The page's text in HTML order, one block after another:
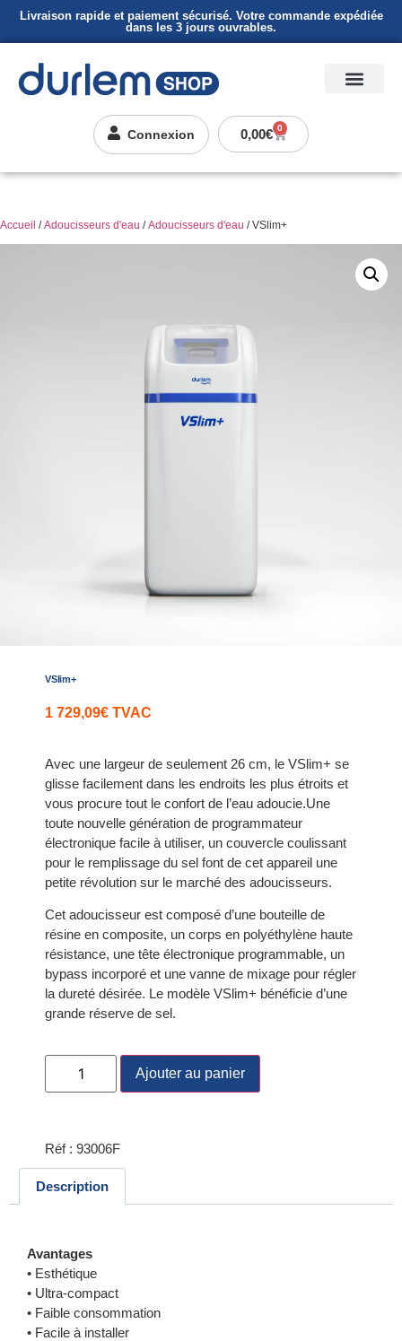
Livraison rapide et paiement sécurisé. Votre commande expédiée
dans les 3 jours ouvrables.
Connexion 0,00€ 0
Accueil /Adoucisseurs d'eau /Adoucisseurs d'eau / VSlim+
VSlim+
1 729,09€ TVAC
Avec une largeur de seulement 26 cm, le VSlim+ se
glisse facilement dans les endroits les plus étroits et
vous procure tout le confort de l’eau adoucie.Une
toute nouvelle génération de programmateur
électronique facile à utiliser, un couvercle coulissant
pour le remplissage du sel font de cet appareil une
petite révolution sur le marché des adoucisseurs.
Cet adoucisseur est composé d’une bouteille de
résine en composite, un corps en polyéthylène haute
résistance, une tête électronique programmable, un
bypass incorporé et une vanne de mixage pour régler
la dureté désirée. Le modèle VSlim+ bénéficie d’une
grande réserve de sel.
Ajouter au panier
Réf : 93006F
Description
Avantages
• Esthétique
• Ultra-compact
• Faible consommation
• Facile à installer